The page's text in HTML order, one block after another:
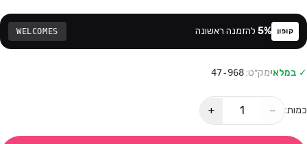
קופון 5% להזמנה ראשונה WELCOMES
✓ במלאימק״ט:47-968
כמות: −
+